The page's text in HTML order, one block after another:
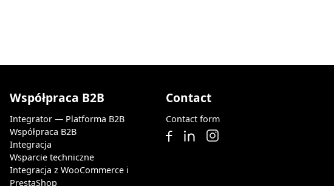
Współpraca B2B
Integrator — Platforma B2B
Współpraca B2B
Integracja
Wsparcie techniczne
Integracja z WooCommerce i
PrestaShop
Contact
Contact form